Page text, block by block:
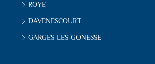
ROYE
DAVENESCOURT
GARGES-LES-GONESSE